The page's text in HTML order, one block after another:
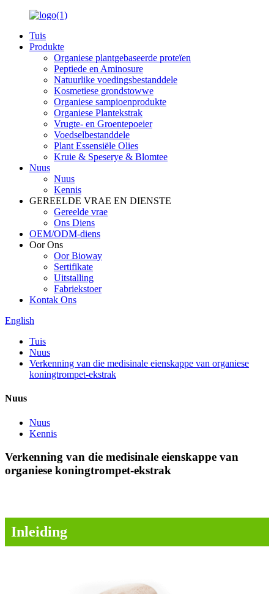
Tuis
Produkte
Organiese plantgebaseerde proteïen
Peptiede en Aminosure
Natuurlike voedingsbestanddele
Kosmetiese grondstowwe
Organiese sampioenprodukte
Organiese Plantekstrak
Vrugte- en Groentepoeier
Voedselbestanddele
Plant Essensiële Olies
Kruie & Speserye & Blomtee
Nuus
Nuus
Kennis
GEREELDE VRAE EN DIENSTE
Gereelde vrae
Ons Diens
OEM/ODM-diens
Oor Ons
Oor Bioway
Sertifikate
Uitstalling
Fabriekstoer
Kontak Ons
English
Tuis
Nuus
Verkenning van die medisinale eienskappe van organiese
koningtrompet-ekstrak
Nuus
Nuus
Kennis
Verkenning van die medisinale eienskappe van
organiese koningtrompet-ekstrak
Inleiding